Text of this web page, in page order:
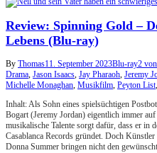
Review: Spinning Gold –
Lebens (Blu-ray)
By Thomas11. September 2023Blu-ray2
Drama, Jason Isaacs, Jay Pharaoh, Jeremy
Michelle Monaghan, Musikfilm, Peyton List,
Inhalt: Als Sohn eines spielsüchtigen
Bogart (Jeremy Jordan) eigentlich immer
musikalische Talente sorgt dafür, dass er in
Casablanca Records gründet. Doch
Donna Summer bringen nicht den